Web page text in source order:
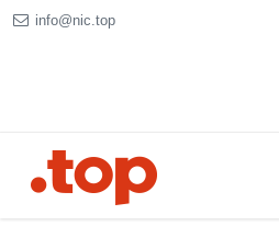
info@nic.top